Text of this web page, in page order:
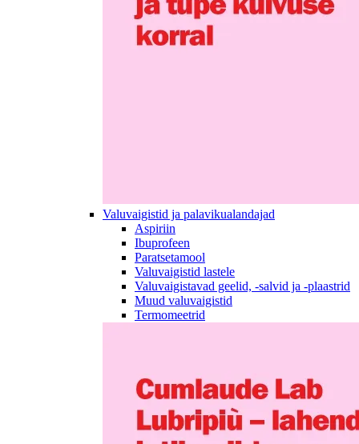
Valuvaigistid ja palavikualandajad
Aspiriin
Ibuprofeen
Paratsetamool
Valuvaigistid lastele
Valuvaigistavad geelid, -salvid ja -plaastrid
Muud valuvaigistid
Termomeetrid